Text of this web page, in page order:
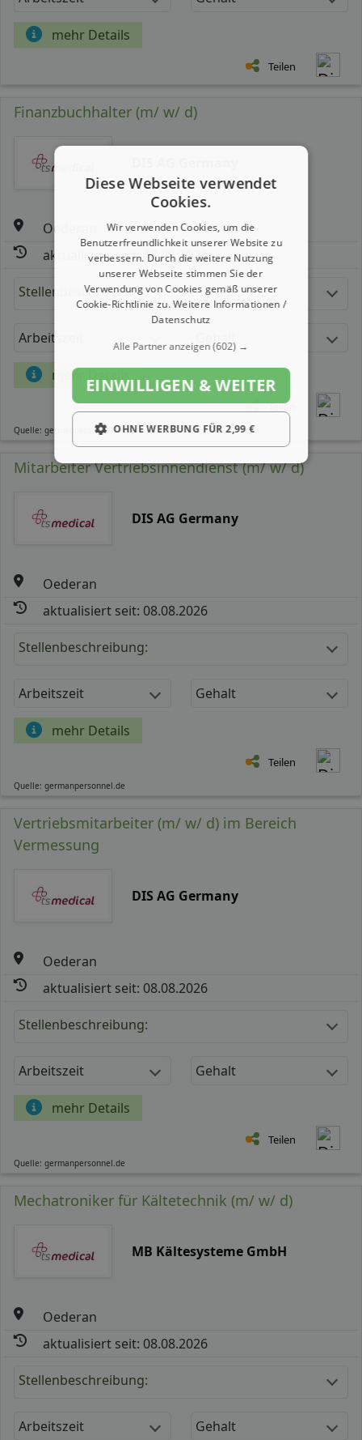
mehr Details
Teilen
Finanzbuchhalter (m/ w/ d)
Oederan
aktualisiert seit: 08.08.2026
Stellenbeschreibung:
Arbeitszeit
mehr Details
Teilen
Quelle: germanpersonnel.de
Mitarbeiter Vertriebsinnendienst (m/ w/ d)
DIS AG Germany
Oederan
aktualisiert seit: 08.08.2026
Stellenbeschreibung:
Arbeitszeit Gehalt
mehr Details
Teilen
Quelle: germanpersonnel.de
Vertriebsmitarbeiter (m/ w/ d) im Bereich
Vermessung
DIS AG Germany
Oederan
aktualisiert seit: 08.08.2026
Stellenbeschreibung:
Arbeitszeit Gehalt
mehr Details
Teilen
Quelle: germanpersonnel.de
Mechatroniker für Kältetechnik (m/ w/ d)
MB Kältesysteme GmbH
Oederan
aktualisiert seit: 08.08.2026
Stellenbeschreibung:
Arbeitszeit Gehalt
Diese Webseite verwendet
Cookies.
Wir verwenden Cookies, um die
Benutzerfreundlichkeit unserer Website zu
verbessern. Durch die weitere Nutzung
unserer Webseite stimmen Sie der
Verwendung von Cookies gemäß unserer
Cookie-Richtlinie zu.Weitere Informationen /
Datenschutz
Alle Partner anzeigen(602) →
EINWILLIGEN & WEITER
OHNE WERBUNG FÜR 2,99 €